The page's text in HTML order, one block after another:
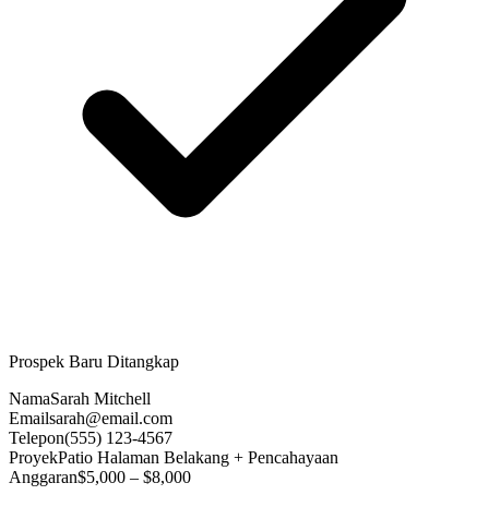
Prospek Baru Ditangkap
NamaSarah Mitchell
Emailsarah@email.com
Telepon(555) 123-4567
ProyekPatio Halaman Belakang + Pencahayaan
Anggaran$5,000 – $8,000